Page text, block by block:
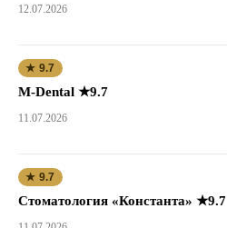
12.07.2026
★ 9.7
M-Dental ★9.7
11.07.2026
★ 9.7
Стоматология «Константа» ★9.7